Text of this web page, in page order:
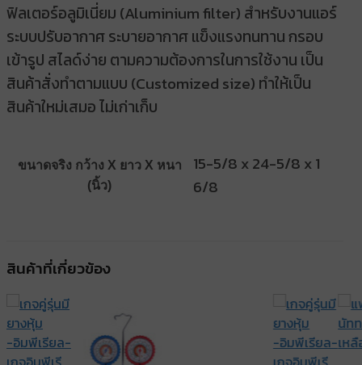
ฟิลเตอร์อลูมิเนี่ยม (Aluminium filter) สำหรับงานแอร์
ระบบปรับอากาศ ระบายอากาศ แข็งแรงทนทาน กรอบ
เข้ารูป สไลด์ง่าย ตามความต้องการในการใช้งาน เป็น
สินค้าสั่งทำตามแบบ (Customized size) ทำให้เป็น
สินค้าใหม่เสมอ ไม่เก่าเก็บ
ขนาดจริง กว้าง X ยาว X หนา
(นิ้ว)
15-5/8 x 24-5/8 x 1
6/8
สินค้าที่เกี่ยวข้อง